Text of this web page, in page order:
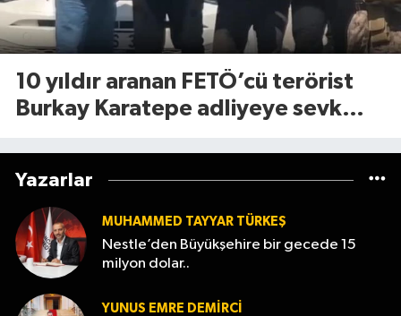
10 yıldır aranan FETÖ’cü terörist
Burkay Karatepe adliyeye sevk
Yazarlar
MUHAMMED TAYYAR TÜRKEŞ
Nestle’den Büyükşehire bir gecede 15
milyon dolar..
YUNUS EMRE DEMIRCI